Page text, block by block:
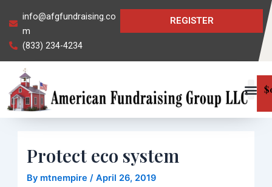
content
info@afgfundraising.co
m
(833) 234-4234
REGISTER
$
Protect eco system
By mtnempire /April 26, 2019
navigation